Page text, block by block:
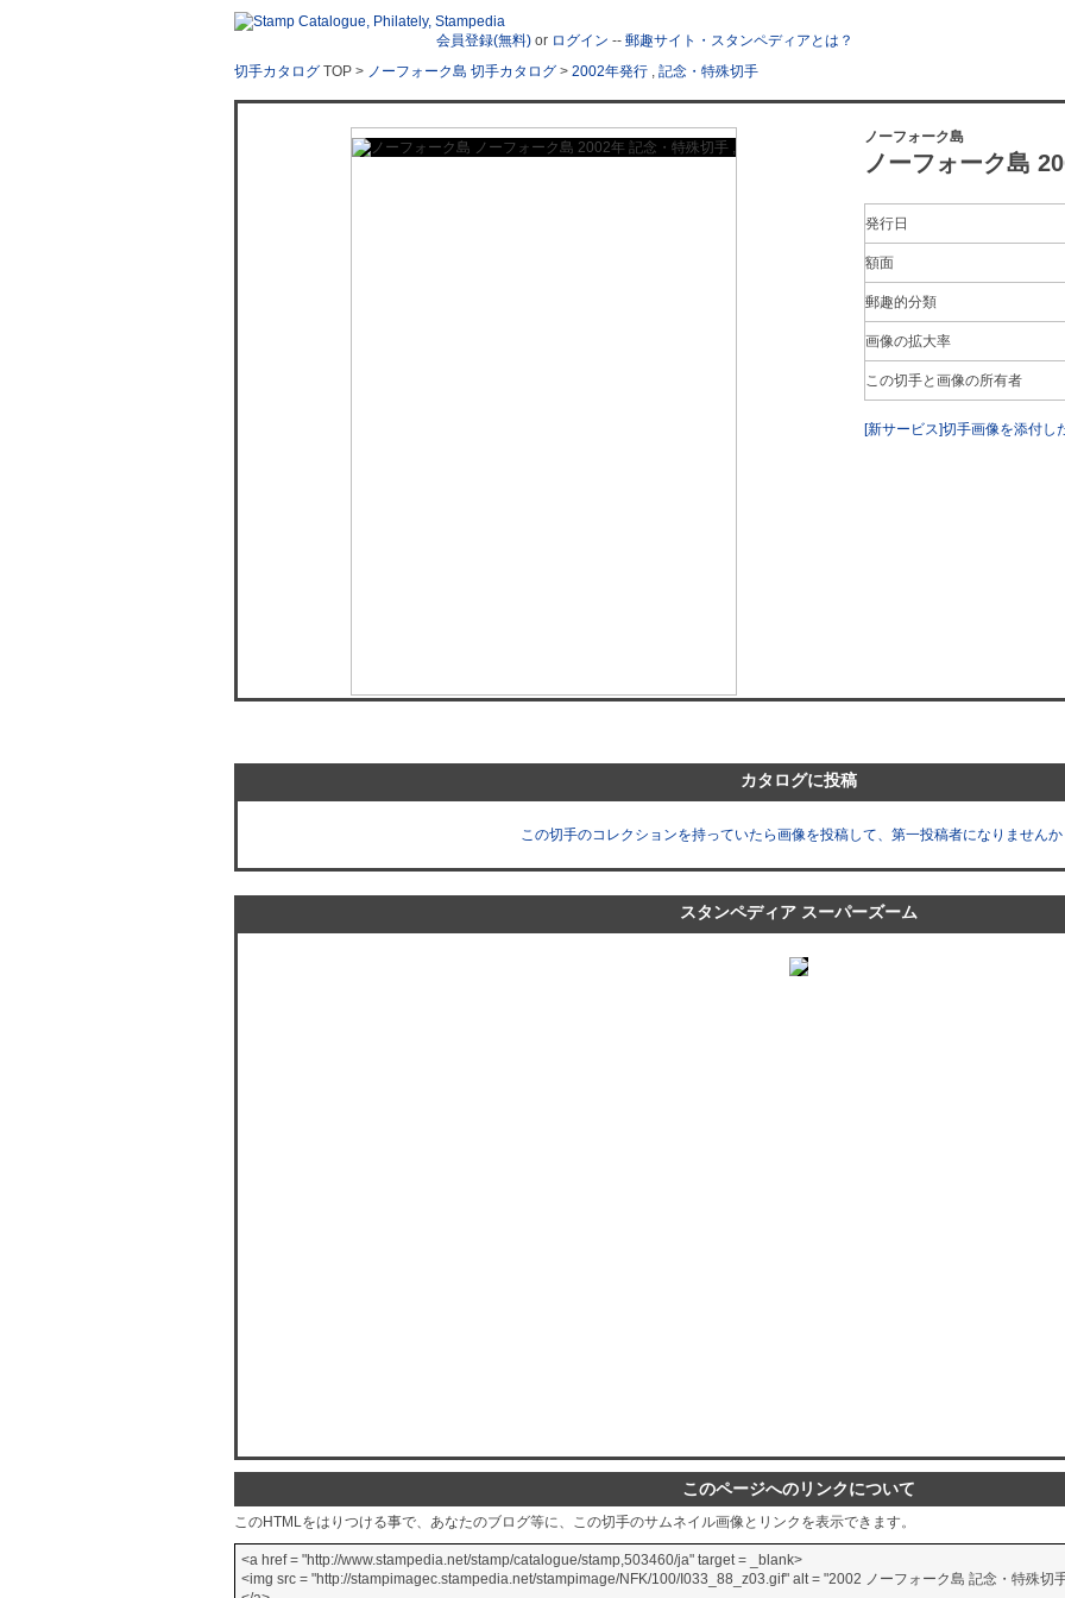
会員登録(無料) or ログイン -- 郵趣サイト・スタンペディアとは？
切手カタログ TOP > ノーフォーク島 切手カタログ > 2002年発行 , 記念・特殊切手
ノーフォーク島
ノーフォーク島
発行日
額面
郵趣的分類
画像の拡大率
この切手と画像の所有者
[新サービス]切手画像を添付し
カタログに投稿
この切手のコレクションを持っていたら画像を投稿して、第一投稿者になりません
スタンペディア スーパーズーム
このページへのリンクについて
このHTMLをはりつける事で、あなたのブログ等に、この切手のサムネイル画像とリンクを表示できます。